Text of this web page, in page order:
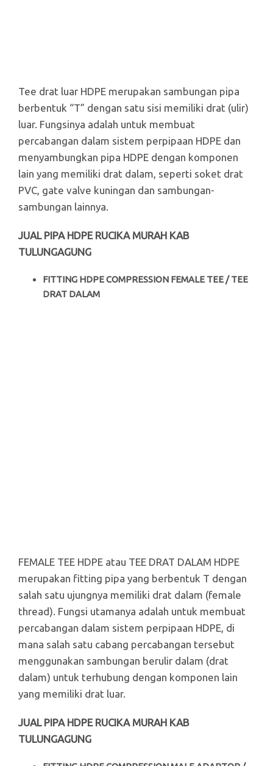
Tee drat luar HDPE merupakan sambungan pipa
berbentuk “T” dengan satu sisi memiliki drat (ulir)
luar. Fungsinya adalah untuk membuat
percabangan dalam sistem perpipaan HDPE dan
menyambungkan pipa HDPE dengan komponen
lain yang memiliki drat dalam, seperti soket drat
PVC, gate valve kuningan dan sambungan-
sambungan lainnya.
JUAL PIPA HDPE RUCIKA MURAH KAB
TULUNGAGUNG
FITTING HDPE COMPRESSION FEMALE TEE / TEE
DRAT DALAM
FEMALE TEE HDPE atau TEE DRAT DALAM HDPE
merupakan fitting pipa yang berbentuk T dengan
salah satu ujungnya memiliki drat dalam (female
thread). Fungsi utamanya adalah untuk membuat
percabangan dalam sistem perpipaan HDPE, di
mana salah satu cabang percabangan tersebut
menggunakan sambungan berulir dalam (drat
dalam) untuk terhubung dengan komponen lain
yang memiliki drat luar.
JUAL PIPA HDPE RUCIKA MURAH KAB
TULUNGAGUNG